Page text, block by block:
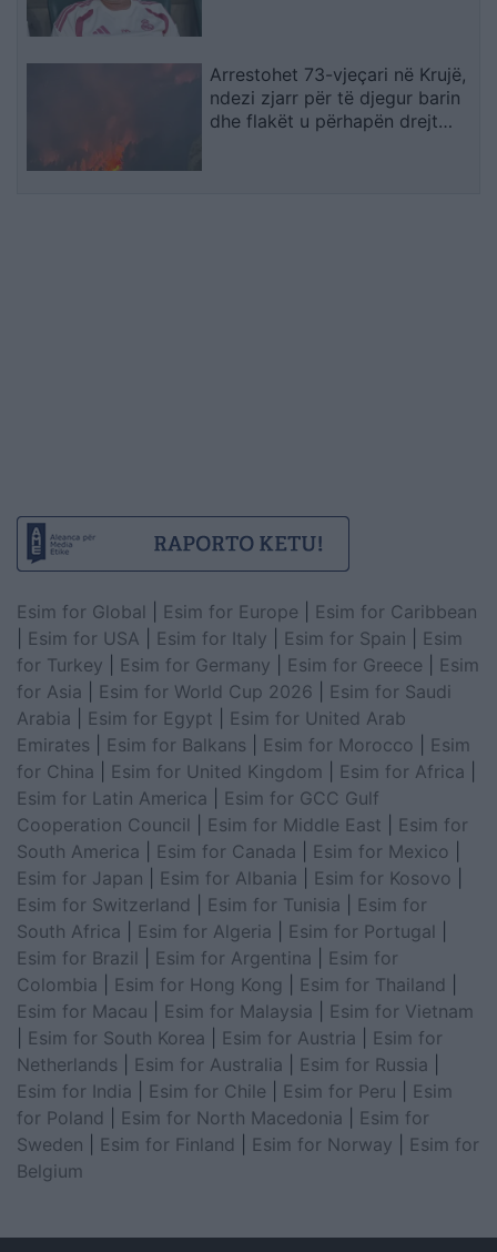
Arrestohet 73-vjeçari në Krujë,
ndezi zjarr për të djegur barin
dhe flakët u përhapën drejt
Esim for Global Esim for Europe
Esim for Caribbean
Esim for USA Esim for Italy Esim for Spain
Esim
for Turkey
Esim for Germany Esim for Greece
Esim
for Asia
Esim for World Cup 2026
Esim for Saudi
Arabia
Esim for Egypt
Esim for United Arab
Emirates
Esim for Balkans Esim for Morocco
Esim
for China
Esim for United Kingdom Esim for Africa
Esim for Latin America
Esim for GCC Gulf
Cooperation Council
Esim for Middle East
Esim for
South America
Esim for Canada Esim for Mexico
Esim for Japan
Esim for Albania Esim for Kosovo
Esim for Switzerland
Esim for Tunisia
Esim for
South Africa
Esim for Algeria Esim for Portugal
Esim for Brazil
Esim for Argentina
Esim for
Colombia
Esim for Hong Kong Esim for Thailand
Esim for Macau
Esim for Malaysia
Esim for Vietnam
Esim for South Korea Esim for Austria
Esim for
Netherlands
Esim for Australia Esim for Russia
Esim for India
Esim for Chile Esim for Peru
Esim
for Poland
Esim for North Macedonia
Esim for
Sweden
Esim for Finland Esim for Norway
Esim for
Belgium